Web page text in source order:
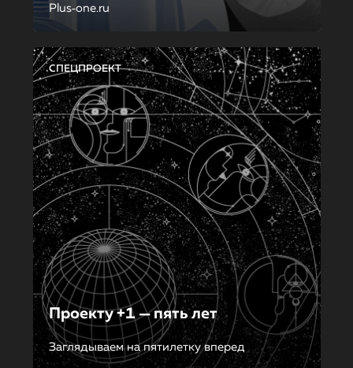
Plus‑one.ru
СПЕЦПРОЕКТ
Проекту +1 — пять лет
Заглядываем на пятилетку вперед